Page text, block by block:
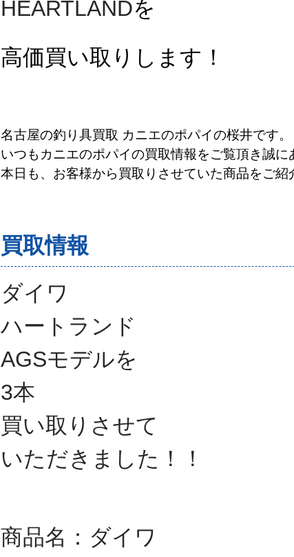
HEARTLANDを
高価買い取りします！
名古屋の釣り具買取 カニエのポパイの桜井です。
いつもカニエのポパイの買取情報をご覧頂き誠に
本日も、お客様から買取りさせていた商品をご紹
買取情報
ダイワ
ハートランド
AGSモデルを
3本
買い取りさせて
いただきました！
！
商品名：ダイワ